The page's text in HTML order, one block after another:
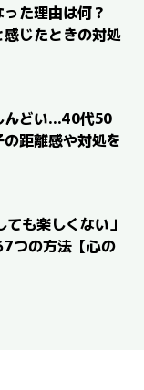
た理由は何？
感じたときの対処
んどい…40代50
距離感や対処を
も楽しくない」
つの方法【心の